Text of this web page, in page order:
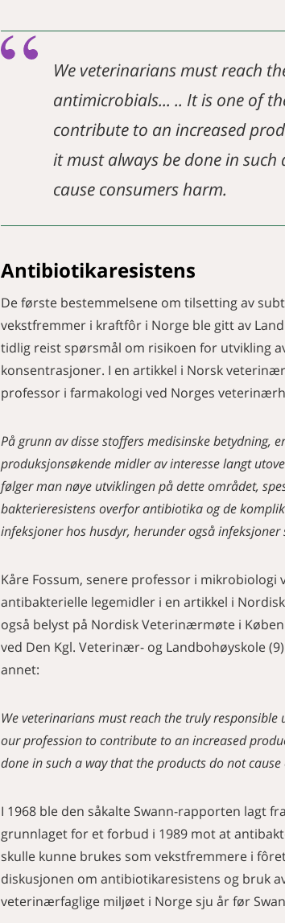
We veterinarians must reach
antimicrobials... .. It is one of
contribute to an increased
it must always be done in
cause consumers harm.
Antibiotikaresistens
De første bestemmelsene om tilsetting av
vekstfremmer i kraftfôr i Norge ble gitt av
tidlig reist spørsmål om risikoen for utvikling
konsentrasjoner. I en artikkel i Norsk
professor i farmakologi ved Norges
På grunn av disse stoffers medisinske betydning,
produksjonsøkende midler av interesse langt
følger man nøye utviklingen på dette området,
bakterieresistens overfor antibiotika og de
infeksjoner hos husdyr, herunder også
Kåre Fossum, senere professor i
antibakterielle legemidler i en artikkel i
også belyst på Nordisk Veterinærmøte i
ved Den Kgl. Veterinær- og Landbohøyskole
annet:
We veterinarians must reach the truly
our profession to contribute to an increased
done in such a way that the products do not
I 1968 ble den såkalte Swann-rapporten lagt
grunnlaget for et forbud i 1989 mot at
skulle kunne brukes som vekstfremmere i
diskusjonen om antibiotikaresistens og bruk
veterinærfaglige miljøet i Norge sju år før